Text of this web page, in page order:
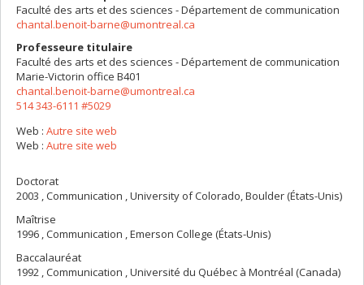
Faculté des arts et des sciences - Département de communication
chantal.benoit-barne@umontreal.ca
Professeure titulaire
Faculté des arts et des sciences - Département de communication
Marie-Victorin office B401
chantal.benoit-barne@umontreal.ca
514 343-6111 #5029
Web : Autre site web
Web : Autre site web
Doctorat
2003 , Communication , University of Colorado, Boulder (États-Unis)
Maîtrise
1996 , Communication , Emerson College (États-Unis)
Baccalauréat
1992 , Communication , Université du Québec à Montréal (Canada)